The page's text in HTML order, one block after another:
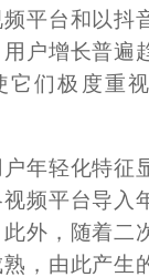
平台和以抖
户增长普遍
它们极度重
年轻化特征
频平台导入
外，随着二
，由此产生